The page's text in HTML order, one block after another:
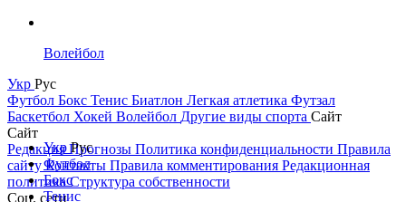
Волейбол
Укр Рус
Футбол Бокс Тенис Биатлон Легкая атлетика Футзал
Баскетбол Хокей Волейбол Другие виды спорта Сайт
Сайт
РедакцияПрогнозы Политика конфиденциальности Правила
сайтуКонтакты Правила комментирования Редакционная
политикаСтруктура собственности
Соц. сети
УкрРус
Футбол
Бокс
Тенис